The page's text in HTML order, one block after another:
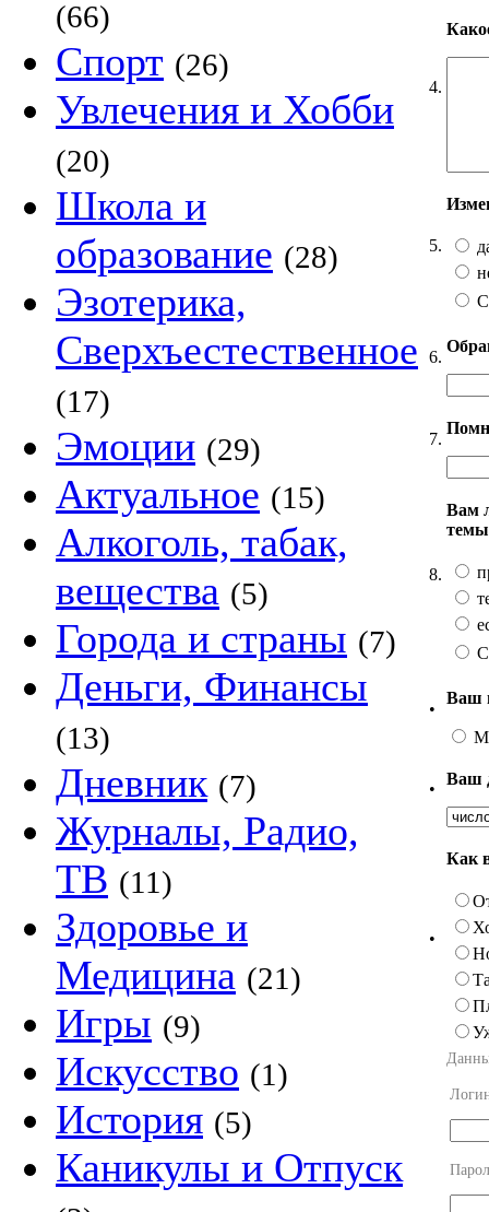
(66)
Спорт (26)
Увлечения и Хобби
(20)
Школа и
образование (28)
Эзотерика,
Сверхъестественное
(17)
Эмоции (29)
Актуальное (15)
Алкоголь, табак,
вещества (5)
Города и страны (7)
Деньги, Финансы
(13)
Дневник (7)
Журналы, Радио,
ТВ (11)
Здоровье и
Медицина (21)
Игры (9)
Искусство (1)
История (5)
Каникулы и Отпуск
4.
5.
6.
7.
8.
Вам
•
Ваш
•
Ваш
•
Как